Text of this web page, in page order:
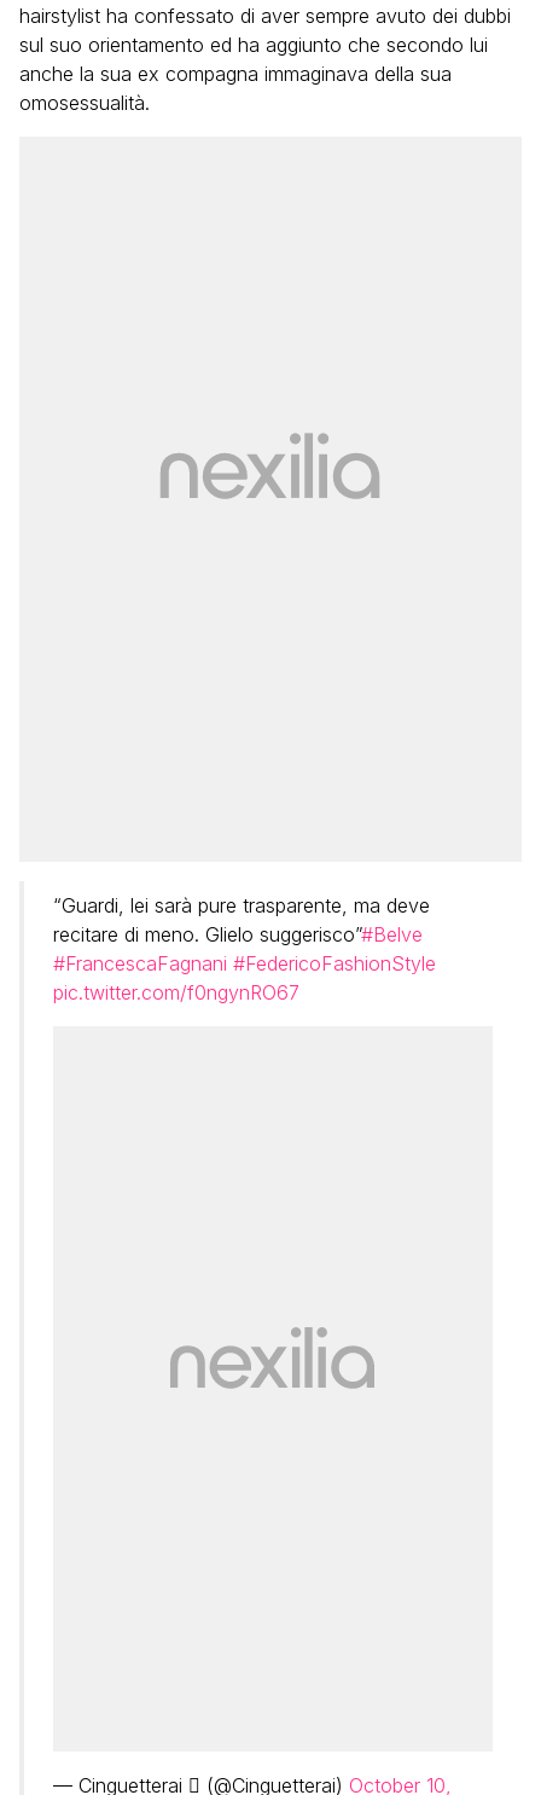
hairstylist ha confessato di aver sempre avuto dei dubbi
sul suo orientamento ed ha aggiunto che secondo lui
anche la sua ex compagna immaginava della sua
omosessualità.
“Guardi, lei sarà pure trasparente, ma deve
recitare di meno. Glielo suggerisco”#Belve
#FrancescaFagnani #FedericoFashionStyle
pic.twitter.com/f0ngynRO67
— Cinguetterai  (@Cinguetterai) October 10,